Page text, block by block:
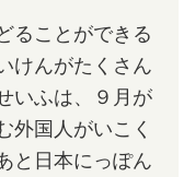
ることができる
けんがたくさん
いふは、９月が
外国人がいこく
と日本にっぽん